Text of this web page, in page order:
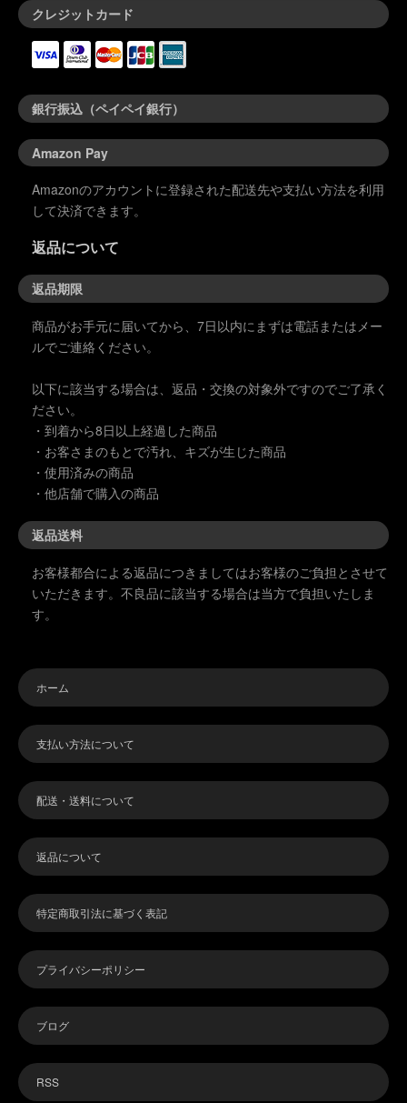
クレジットカード
銀行振込（ペイペイ銀行）
Amazon Pay
Amazonのアカウントに登録された配送先や支払い方法を利用
して決済できます。
返品について
返品期限
商品がお手元に届いてから、7日以内にまずは電話またはメー
ルでご連絡ください。
以下に該当する場合は、返品・交換の対象外ですのでご了承く
ださい。
・到着から8日以上経過した商品
・お客さまのもとで汚れ、キズが生じた商品
・使用済みの商品
・他店舗で購入の商品
返品送料
お客様都合による返品につきましてはお客様のご負担とさせて
いただきます。不良品に該当する場合は当方で負担いたしま
す。
ホーム
支払い方法について
配送・送料について
返品について
特定商取引法に基づく表記
プライバシーポリシー
ブログ
RSS